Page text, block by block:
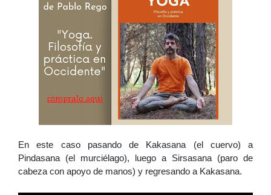
En este caso pasando de Kakasana (el cuervo) a
Pindasana (el murciélago), luego a Sirsasana (paro de
cabeza con apoyo de manos) y regresando a Kakasana.